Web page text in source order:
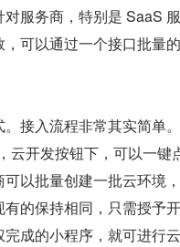
服务商，特别是 SaaS
可以通过一个接口批量
接入流程非常其实简单
云开发按钮下，可以一
以批量创建一批云环境
的保持相同，只需授予
成的小程序，就可进行